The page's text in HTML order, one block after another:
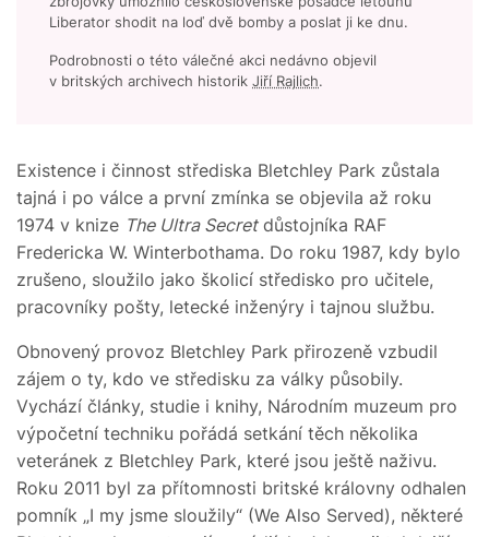
Liberator shodit na loď dvě bomby a poslat ji ke dnu.
Podrobnosti o této válečné akci nedávno objevil
v britských archivech historik Jiří Rajlich.
Existence i činnost střediska Bletchley Park zůstala
tajná i po válce a první zmínka se objevila až roku
1974 v knize The Ultra Secretdůstojníka RAF
Fredericka W. Winterbothama. Do roku 1987, kdy bylo
zrušeno, sloužilo jako školicí středisko pro učitele,
pracovníky pošty, letecké inženýry i tajnou službu.
Obnovený provoz Bletchley Park přirozeně vzbudil
zájem o ty, kdo ve středisku za války působily.
Vychází články, studie i knihy, Národním muzeum pro
výpočetní techniku pořádá setkání těch několika
veteránek z Bletchley Park, které jsou ještě naživu.
Roku 2011 byl za přítomnosti britské královny odhalen
pomník „I my jsme sloužily“ (We Also Served), některé